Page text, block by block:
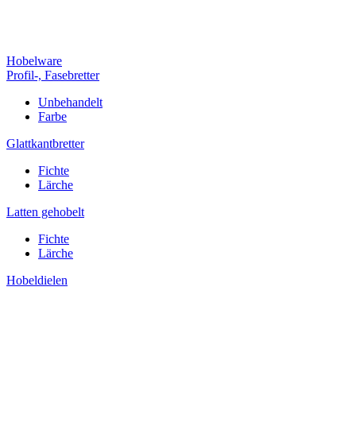
Hobelware
Profil-, Fasebretter
Unbehandelt
Farbe
Glattkantbretter
Fichte
Lärche
Latten gehobelt
Fichte
Lärche
Hobeldielen